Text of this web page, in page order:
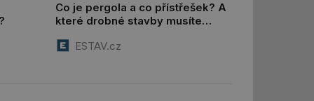
Co je pergola a co přístřešek? A
které drobné stavby musíte
ESTAV.cz
informoval Hotjar
webu